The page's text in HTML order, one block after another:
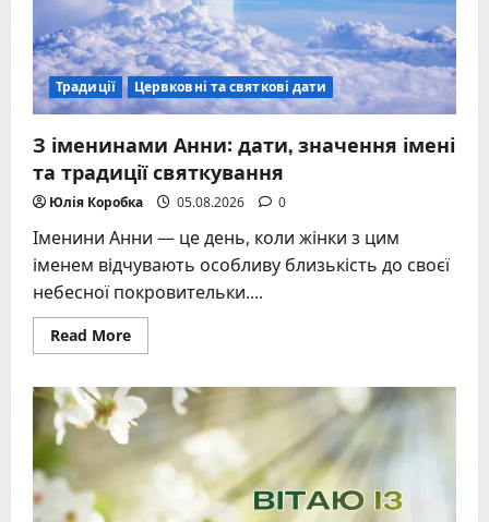
Традиції Цервковні та святкові дати
З іменинами Анни: дати, значення імені
та традиції святкування
Юлія Коробка 05.08.2026 0
Іменини Анни — це день, коли жінки з цим
іменем відчувають особливу близькість до своєї
небесної покровительки....
Read MoreRead
more
іменинами
Анни:
дати,
значення
імені
та
традиції
святкування